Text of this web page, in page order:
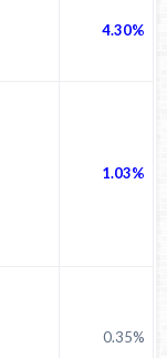
4.30%
1.03%
0.35%